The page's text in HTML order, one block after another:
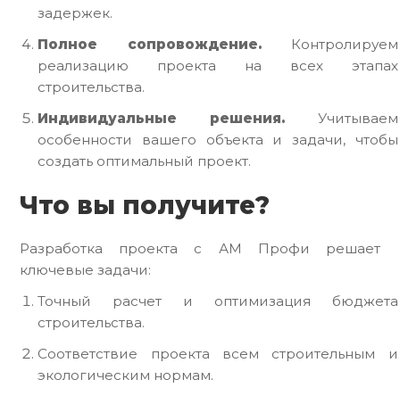
задержек.
Полное сопровождение.Контролируем
реализацию проекта на всех этапах
строительства.
Индивидуальные решения. Учитываем
особенности вашего объекта и задачи, чтобы
создать оптимальный проект.
Что вы получите?
Разработка проекта с АМ Профи решает
ключевые задачи:
Точный расчет и оптимизация бюджета
строительства.
Соответствие проекта всем строительным и
экологическим нормам.